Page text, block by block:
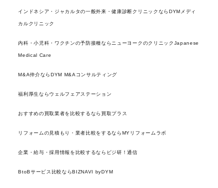
インドネシア・ジャカルタの一般外来・健康診断クリニックならDYMメディ
カルクリニック
内科・小児科・ワクチンの予防接種ならニューヨークのクリニックJapanese
Medical Care
M&A仲介ならDYM M&Aコンサルティング
福利厚生ならウェルフェアステーション
おすすめの買取業者を比較するなら買取プラス
リフォームの見積もり・業者比較をするならMYリフォームラボ
企業・給与・採用情報を比較するならビジ研！通信
BtoBサービス比較ならBIZNAVI byDYM